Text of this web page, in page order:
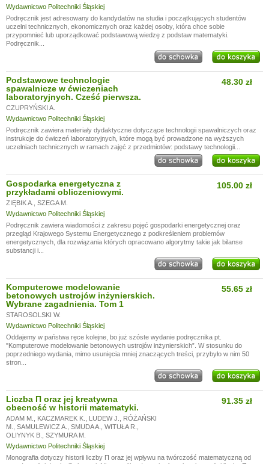
Wydawnictwo Politechniki Śląskiej
Podręcznik jest adresowany do kandydatów na studia i początkujących studentów
uczelni technicznych, ekonomicznych oraz każdej osoby, która chce sobie
przypomnieć lub uporządkować podstawową wiedzę z podstaw matematyki.
Podręcznik...
Podstawowe technologie
spawalnicze w ćwiczeniach
laboratoryjnych. Cześć pierwsza.
CZUPRYŃSKI A.
Wydawnictwo Politechniki Śląskiej
48.30 zł
Podręcznik zawiera materiały dydaktyczne dotyczące technologii spawalniczych oraz
instrukcje do ćwiczeń laboratoryjnych, które mogą być prowadzone na wyższych
uczelniach technicznych w ramach zajęć z przedmiotów: podstawy technologii...
Gospodarka energetyczna z
przykładami obliczeniowymi.
ZIĘBIK A.
SZEGA M.
Wydawnictwo Politechniki Śląskiej
105.00 zł
Podręcznik zawiera wiadomości z zakresu pojęć gospodarki energetycznej oraz
przegląd Krajowego Systemu Energetycznego z podkreśleniem problemów
energetycznych, dla rozwiązania których opracowano algorytmy takie jak bilanse
substancji i...
Komputerowe modelowanie
betonowych ustrojów inżynierskich.
Wybrane zagadnienia. Tom 1
STAROSOLSKI W.
Wydawnictwo Politechniki Śląskiej
55.65 zł
Oddajemy w państwa ręce kolejne, bo już szóste wydanie podręcznika pt.
"Komputerowe modelowanie betonowych ustrojów inżynierskich”. W stosunku do
poprzedniego wydania, mimo usunięcia mniej znaczących treści, przybyło w nim 50
stron...
Liczba Π oraz jej kreatywna
obecność w historii matematyki.
ADAM M. KACZMAREK K. LUDEW J.
RÓŻAŃSKI
M.
SAMULEWICZ A. SMUDA A. WITUŁA R.
OLIYNYK B.
SZYMURA M.
Wydawnictwo Politechniki Śląskiej
91.35 zł
Monografia dotyczy historii liczby Π oraz jej wpływu na twórczość matematyczną od